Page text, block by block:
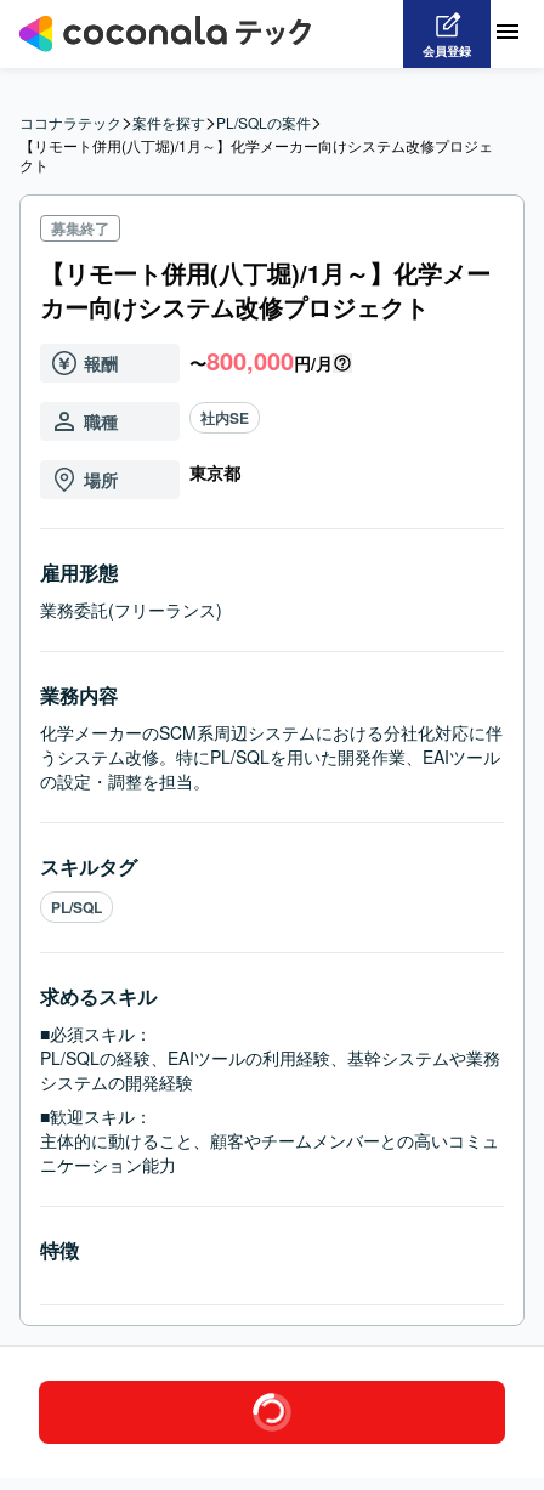
会員登録
ココナラテック>案件を探す>PL/SQLの案件>
【リモート併用(八丁堀)/1月～】化学メーカー向けシステム改修プロジェ
クト
募集終了
【リモート併用(八丁堀)/1月～】化学メー
カー向けシステム改修プロジェクト
報酬 〜800,000円/月
職種 社内SE
場所 東京都
雇用形態
業務委託(フリーランス)
業務内容
化学メーカーのSCM系周辺システムにおける分社化対応に伴
うシステム改修。特にPL/SQLを用いた開発作業、EAIツール
の設定・調整を担当。
スキルタグ
PL/SQL
求めるスキル
■必須スキル：
PL/SQLの経験、EAIツールの利用経験、基幹システムや業務
システムの開発経験
■歓迎スキル：
主体的に動けること、顧客やチームメンバーとの高いコミュ
ニケーション能力
特徴